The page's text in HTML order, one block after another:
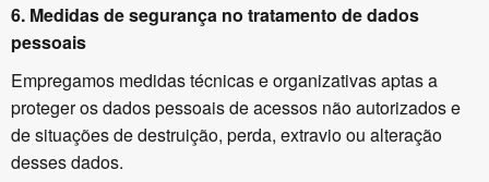
6. Medidas de segurança no tratamento de dados
pessoais
Empregamos medidas técnicas e organizativas aptas a
proteger os dados pessoais de acessos não autorizados e
de situações de destruição, perda, extravio ou alteração
desses dados.